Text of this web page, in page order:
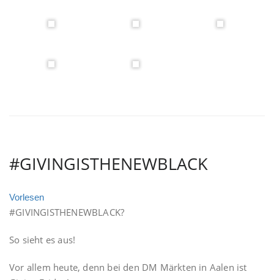
#GIVINGISTHENEWBLACK
Vorlesen
#GIVINGISTHENEWBLACK?
So sieht es aus!
Vor allem heute, denn bei den DM Märkten in Aalen ist